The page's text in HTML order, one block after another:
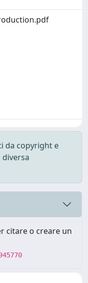
da copyright e
citare o creare un